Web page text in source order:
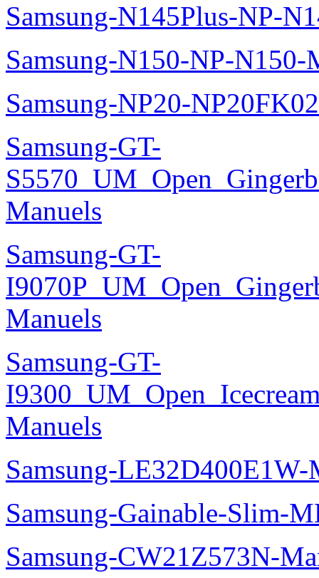
Samsung-N145Plus-NP-
Samsung-N150-NP-N150-
Samsung-NP20-
Samsung-GT-
Manuels
Samsung-GT-
Manuels
Samsung-GT-
Manuels
Samsung-LE32D400E1W-
Samsung-Gainable-Slim-
Samsung-CW21Z573N-